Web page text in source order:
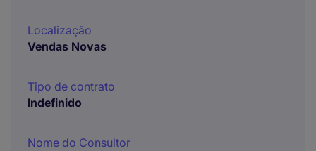
Localização
Vendas Novas
Tipo de contrato
Indefinido
Nome do Consultor